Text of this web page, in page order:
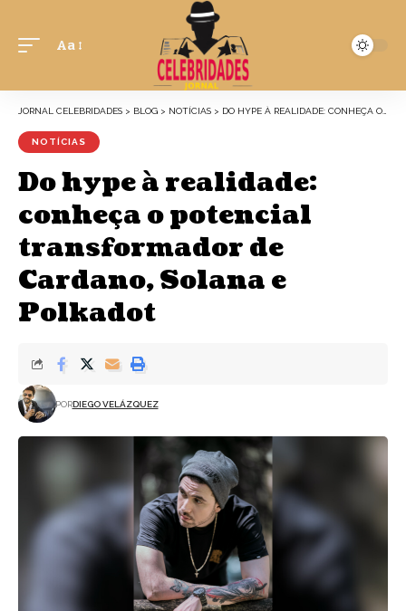
Aa
JORNAL CELEBRIDADES > BLOG > NOTÍCIAS > DO HYPE À REALIDADE: CONHEÇA O POTENCIAL TRANSFORMADOR DE CARDANO, SOLANA E POLKADOT
NOTÍCIAS
Do hype à realidade:
conheça o potencial
transformador de
Cardano, Solana e
Polkadot
PORDIEGO VELÁZQUEZ